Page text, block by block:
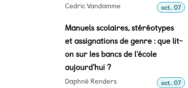
Cedric Vandamme oct.. 07
Manuels scolaires, stéréotypes
et assignations de genre : que lit-
on sur les bancs de l'école
aujourd'hui ?
Daphné Renders oct.. 07